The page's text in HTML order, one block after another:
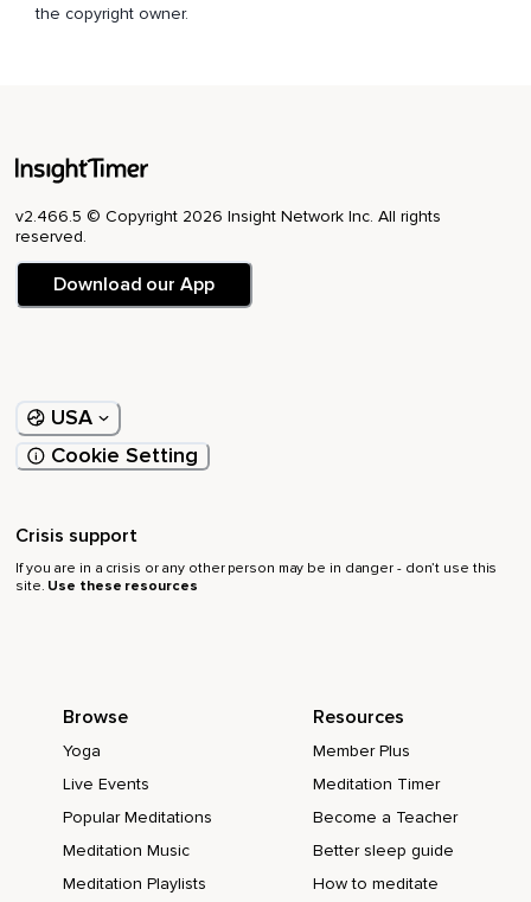
the copyright owner.
v2.466.5 © Copyright 2026 Insight Network Inc. All rights
reserved.
Download our App
USA
Cookie Setting
Crisis support
If you are in a crisis or any other person may be in danger - don’t use this
site. Use these resources
Browse
Yoga
Live Events
Popular Meditations
Meditation Music
Meditation Playlists
Resources
Member Plus
Meditation Timer
Become a Teacher
Better sleep guide
How to meditate